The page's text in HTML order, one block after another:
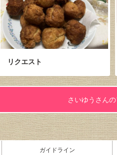
リクエスト
さいゆうさん
ガイドライン